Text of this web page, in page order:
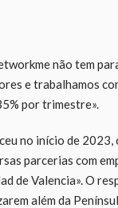
não tem
e trabalhamos
por trimestre».
no início de
parcerias com
de Valencia». O
além da